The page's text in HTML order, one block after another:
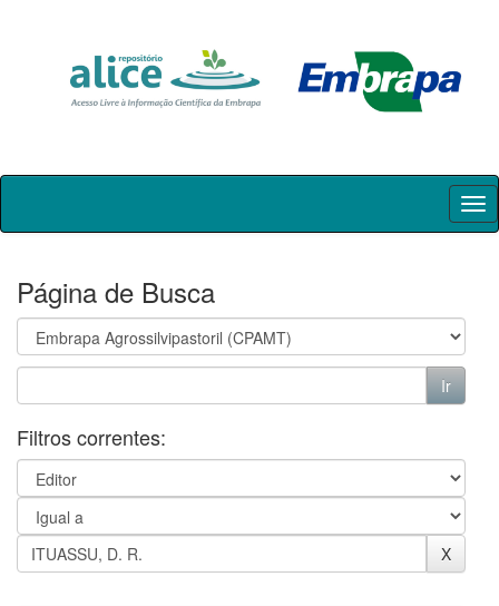
Skip
Página de Busca
Filtros correntes: